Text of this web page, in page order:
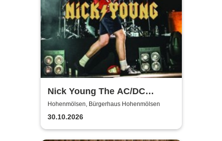
Nick Young The AC/DC
Master-Band
Hohenmölsen, Bürgerhaus Hohenmölsen
30.10.2026